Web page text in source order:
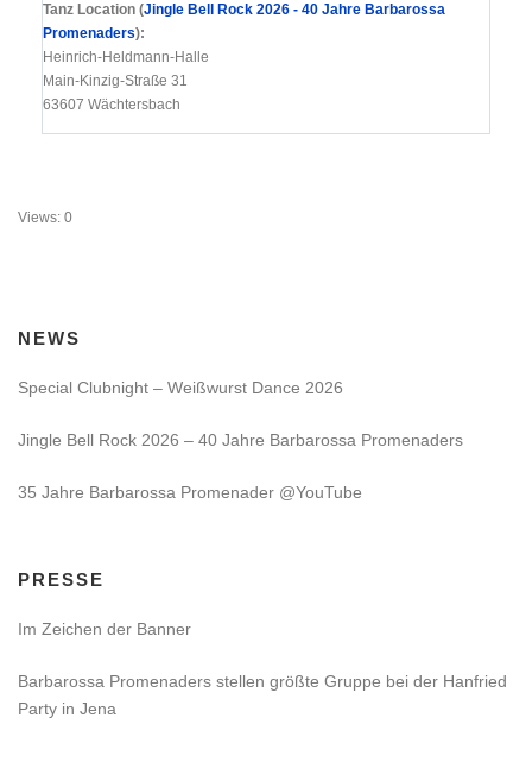
Tanz Location (Jingle Bell Rock 2026 - 40 Jahre Barbarossa
Promenaders):
Heinrich-Heldmann-Halle
Main-Kinzig-Straße 31
63607 Wächtersbach
Views: 0
NEWS
Special Clubnight – Weißwurst Dance 2026
Jingle Bell Rock 2026 – 40 Jahre Barbarossa Promenaders
35 Jahre Barbarossa Promenader @YouTube
PRESSE
Im Zeichen der Banner
Barbarossa Promenaders stellen größte Gruppe bei der Hanfried
Party in Jena